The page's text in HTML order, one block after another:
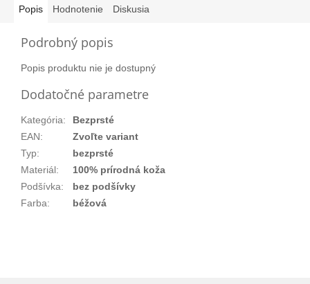
Popis Hodnotenie Diskusia
Podrobný popis
Popis produktu nie je dostupný
Dodatočné parametre
Kategória:
Bezprsté
EAN:
Zvoľte variant
Typ:
bezprsté
Materiál:
100% prírodná koža
Podšívka:
bez podšívky
Farba: béžová